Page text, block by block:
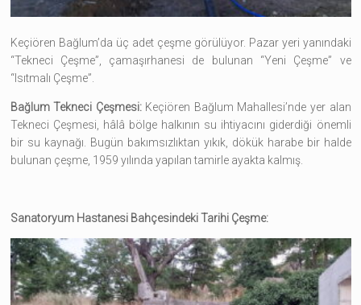
Keçiören Bağlum’da üç adet çeşme görülüyor. Pazar yeri yanındaki
“Tekneci Çeşme”, çamaşırhanesi de bulunan “Yeni Çeşme” ve
“Isıtmalı Çeşme”.
Bağlum Tekneci Çeşmesi:Keçiören Bağlum Mahallesi’nde yer alan
Tekneci Çeşmesi, hâlâ bölge halkının su ihtiyacını giderdiği önemli
bir su kaynağı. Bugün bakımsızlıktan yıkık, dökük harabe bir halde
bulunan çeşme, 1959 yılında yapılan tamirle ayakta kalmış.
Sanatoryum Hastanesi Bahçesindeki Tarihi Çeşme: